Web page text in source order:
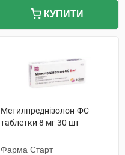
КУПИТИ
Метилпреднізолон-ФС
таблетки 8 мг 30 шт
Фарма Старт